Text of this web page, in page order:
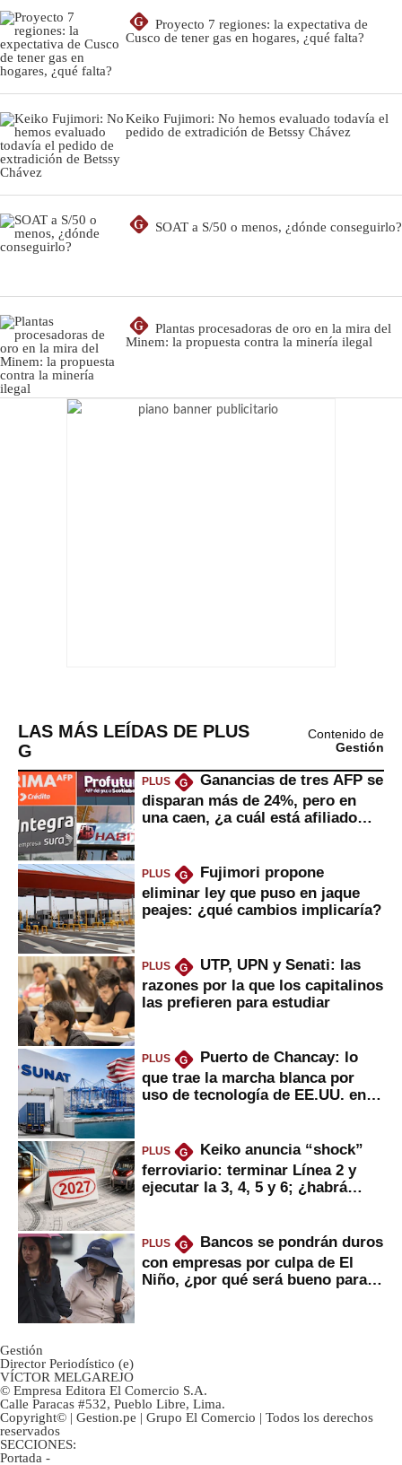
G
Proyecto 7 regiones: la expectativa de
Cusco de tener gas en hogares, ¿qué falta?
Keiko Fujimori: No hemos evaluado todavía el
pedido de extradición de Betssy Chávez
G SOAT a S/50 o menos, ¿dónde conseguirlo?
G
Plantas procesadoras de oro en la mira del
Minem: la propuesta contra la minería ilegal
LAS MÁS LEÍDAS DE PLUS
G
Contenido de
Gestión
PLUS G
Ganancias de tres AFP se
disparan más de 24%, pero en
una caen, ¿a cuál está afiliado
PLUS G
Fujimori propone
eliminar ley que puso en jaque
peajes: ¿qué cambios implicaría?
PLUS G
UTP, UPN y Senati: las
razones por la que los capitalinos
las prefieren para estudiar
PLUS G
Puerto de Chancay: lo
que trae la marcha blanca por
uso de tecnología de EE.UU. en
PLUS G
Keiko anuncia “shock”
ferroviario: terminar Línea 2 y
ejecutar la 3, 4, 5 y 6; ¿habrá
PLUS G
Bancos se pondrán duros
con empresas por culpa de El
Niño, ¿por qué será bueno para
Gestión
Director Periodístico (e)
VÍCTOR MELGAREJO
© Empresa Editora El Comercio S.A.
Calle Paracas #532, Pueblo Libre, Lima.
Copyright© | Gestion.pe | Grupo El Comercio | Todos los derechos
reservados
SECCIONES:
Portada -